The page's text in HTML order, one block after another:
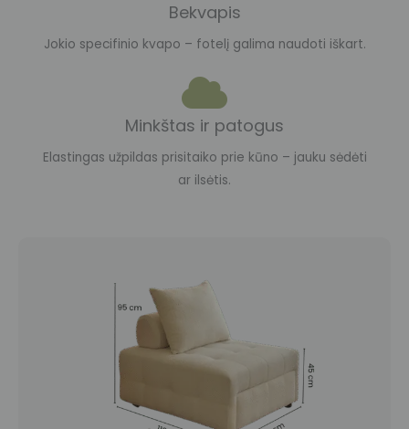
Bekvapis
Jokio specifinio kvapo – fotelį galima naudoti iškart.
Minkštas ir patogus
Elastingas užpildas prisitaiko prie kūno – jauku sėdėti
ar ilsėtis.